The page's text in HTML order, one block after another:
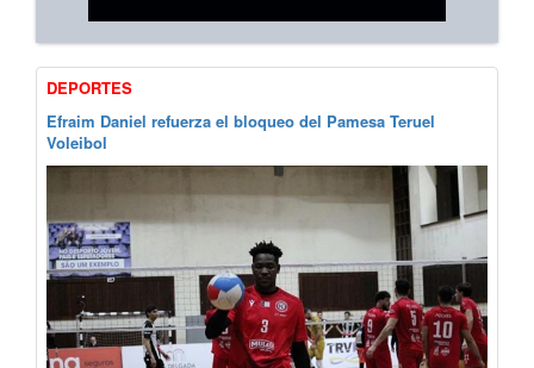
DEPORTES
Efraim Daniel refuerza el bloqueo del Pamesa Teruel
Voleibol